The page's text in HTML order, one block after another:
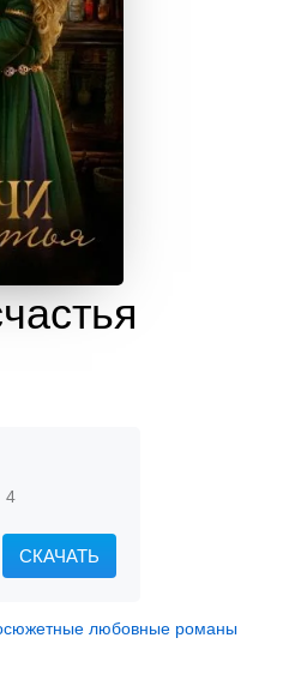
4
СКАЧАТЬ
любовные романы